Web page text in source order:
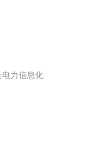
力信息化